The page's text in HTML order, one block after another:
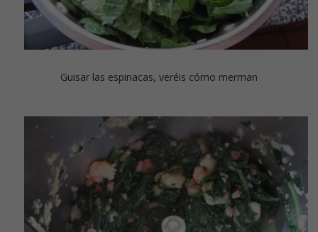
Guisar las espinacas, veréis cómo merman